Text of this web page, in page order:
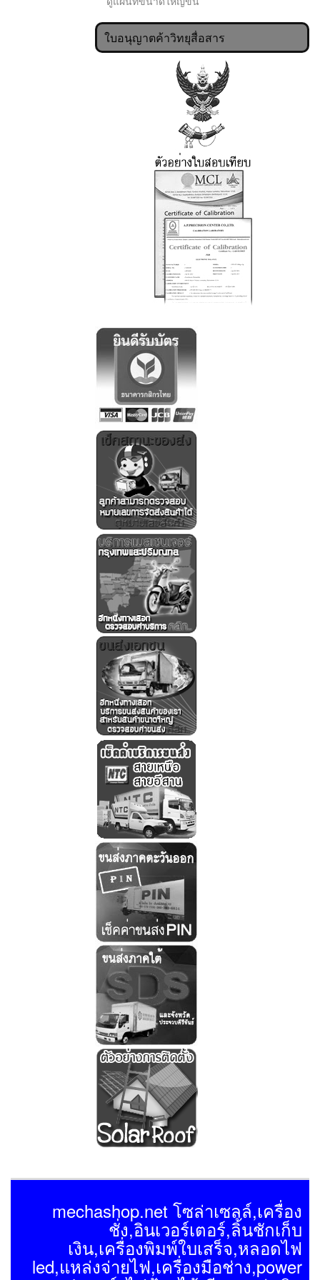
ใบอนุญาตค้าวิทยุสื่อสาร
mechashop.net โซล่าเซลล์,เครื่อง
ชั่ง,อินเวอร์เตอร์,ลิ้นชักเก็บ
เงิน,เครื่องพิมพ์ใบเสร็จ,หลอดไฟ
led,แหล่งจ่ายไฟ,เครื่องมือช่าง,power